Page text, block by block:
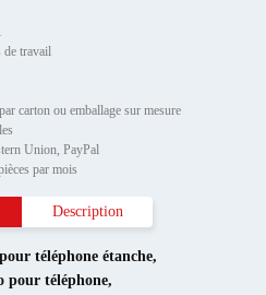
de travail
carton ou emballage sur mesure
Union, PayPal
par mois
Description
téléphone étanche,
pour téléphone,